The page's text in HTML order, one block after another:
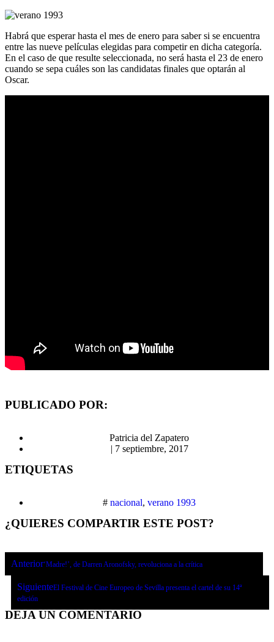
Habrá que esperar hasta el mes de enero para saber si se encuentra
entre las nueve películas elegidas para competir en dicha categoría.
En el caso de que resulte seleccionada, no será hasta el 23 de enero
cuando se sepa cuáles son las candidatas finales que optarán al
Oscar.
PUBLICADO POR:
Patricia del Zapatero
| 7 septiembre, 2017
ETIQUETAS
# nacional, verano 1993
¿QUIERES COMPARTIR ESTE POST?
Anterior‘Madre!’, de Darren Aronofsky, revoluciona a la crítica
SiguienteEl Festival de Cine Europeo de Sevilla presenta el cartel de su 14ª
edición
DEJA UN COMENTARIO